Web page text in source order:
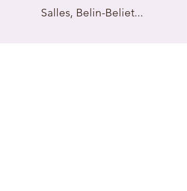
Salles, Belin-Beliet...